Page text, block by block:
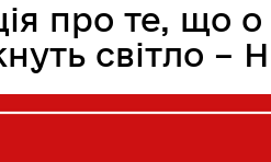
про те, що о
світло